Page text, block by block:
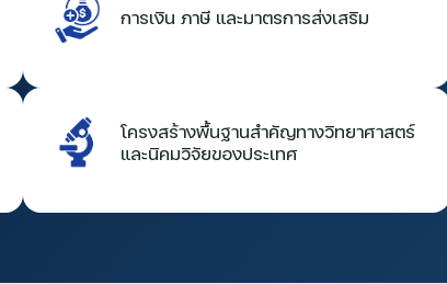
การเงิน ภาษี และมาตรการส่งเสริม
โครงสร้างพื้นฐานสำคัญทางวิทยาศาสตร์
และนิคมวิจัยของประเทศ